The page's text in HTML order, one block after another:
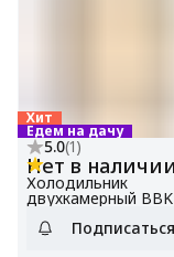
Хит
Едем на дачу
5.0(1)
Нет в наличии
Холодильник
двухкамерный
объем 98 лПодписаться